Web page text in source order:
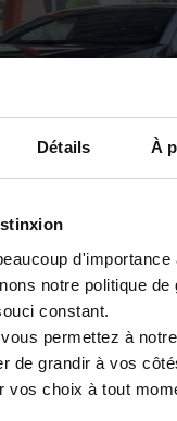
Détails À
d'importance
notre politique de
constant.
permettez à
de grandir à vos
vos choix à tout
HYBRID 145CH
Essence Hybride -